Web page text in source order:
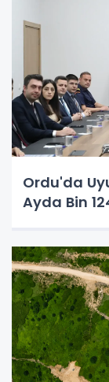
Ordu'da
Ayda Bin